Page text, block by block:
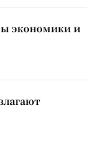
экономики и